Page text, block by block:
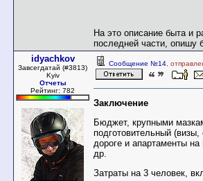
На это описание быта и
последней части, опишу
idyachkov
Завсегдатай (#3813)
Kyiv
Отчеты
Рейтинг: 782
Сообщение №14 ,
Заключение
Бюджет, крупными
подготовительный
дороге и апартаменты
др.
Затраты на 3 человек,